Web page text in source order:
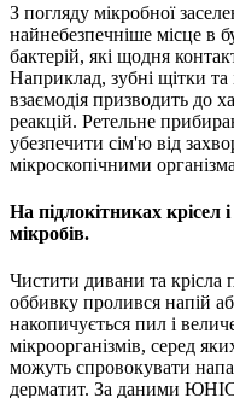
З погляду мікробної
найнебезпечніше місце в
бактерій, які щодня
Наприклад, зубні щітки
взаємодія призводить до
реакцій. Ретельне
убезпечити сім'ю від
мікроскопічними
На підлокітниках крісел
мікробів.
Чистити дивани та крісла
оббивку пролився напій
накопичується пил і
мікроорганізмів, серед
можуть спровокувати
дерматит. За даними